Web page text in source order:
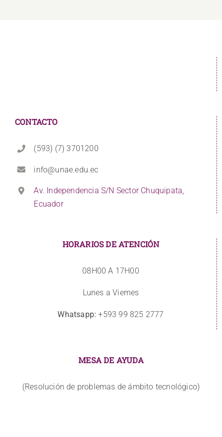
CONTACTO
(593) (7) 3701200
info@unae.edu.ec
Av. Independencia S/N Sector Chuquipata,
Ecuador
HORARIOS DE ATENCIÓN
08H00 A 17H00
Lunes a Viernes
Whatsapp: +593 99 825 2777
MESA DE AYUDA
(Resolución de problemas de ámbito tecnológico)